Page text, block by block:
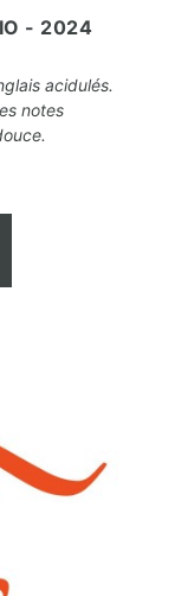
- 2024
acidulés.
notes